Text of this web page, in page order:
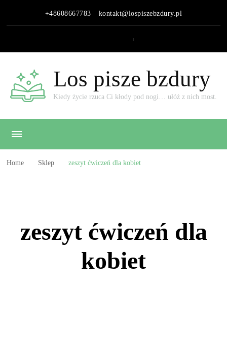
+48608667783 kontakt@lospiszebzdury.pl
Los pisze bzdury
Kiedy życie rzuca Ci kłody pod nogi… ułóż z nich most.
Home Sklep zeszyt ćwiczeń dla kobiet
zeszyt ćwiczeń dla
kobiet